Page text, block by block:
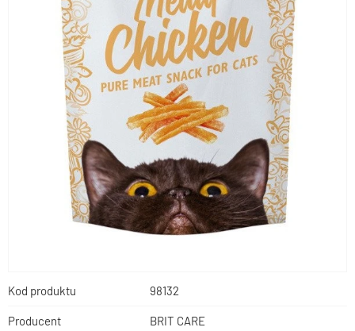
Kod produktu 98132
Producent BRIT CARE